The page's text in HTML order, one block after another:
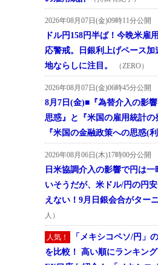
2026年08月07日(金)09時11分公開
ドル円158円半ば！今晩米雇
応警戒。日銀利上げペース加
地ならしに注目。
（ZERO）
2026年08月07日(金)06時45分公開
8月7日(金)■『為替介入の影
思惑』と『米国の雇用統計の
『米国の金融政策への思惑(
2026年08月06日(木)17時00分公開
日米協調介入の影響で円は
いそうだが、米ドル/円の円
えない！9月日銀会合がター
人）
人気！
「メキシコペソ/円」
を比較！ 高い順にランキン